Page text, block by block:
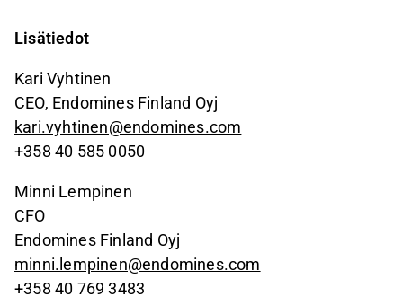
Lisätiedot
Kari Vyhtinen
CEO, Endomines Finland Oyj
kari.vyhtinen@endomines.com
+358 40 585 0050
Minni Lempinen
CFO
Endomines Finland Oyj
minni.lempinen@endomines.com
+358 40 769 3483